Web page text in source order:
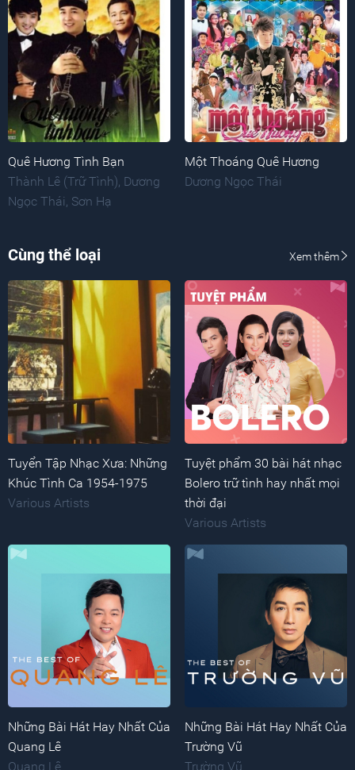
Quê Hương Tình Bạn
Thành Lê (Trữ Tình), Dương
Ngọc Thái, Sơn Hạ
Một Thoáng Quê Hương
Dương Ngọc Thái
Cùng thể loại Xem thêm
Tuyển Tập Nhạc Xưa: Những
Khúc Tình Ca 1954-1975
Various Artists
Tuyệt phẩm 30 bài hát nhạc
Bolero trữ tình hay nhất mọi
thời đại
Various Artists
Những Bài Hát Hay Nhất Của
Quang Lê
Quang Lê
Những Bài Hát Hay Nhất Của
Trường Vũ
Trường Vũ